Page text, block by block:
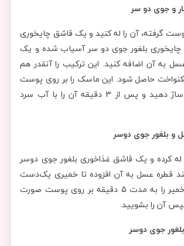
و جوی دو سر
گرفته، آن را له کنید و یک قاشق چایخوری
بلغور جوی دو سر آسیاب شده و یک
به آن اضافه کنید. این ترکیب را آنقدر هم
حاصل شود. این ماسک را بر روی پوست
خود قرار داده، ماساژ دهید و پس از 3 دقیقه آن را با آب سرد
بلغور جوی دوسر
کرده و یک قاشق غذاخوری بلغور جوی دوسر
قطره عسل به آن افزوده تا خمیری یک‌دست
حاصل شود. این خمیر را به مدت 5 دقیقه بر روی پوست صورت
آن را بشویید.
جوی دوسر